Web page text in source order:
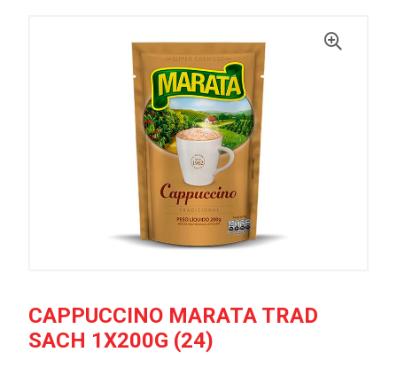
CAPPUCCINO MARATA TRAD
SACH 1X200G (24)